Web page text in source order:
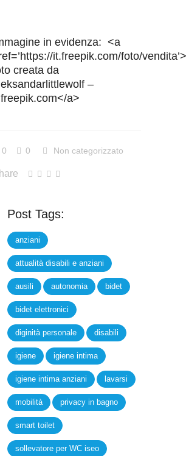
in evidenza: <a
it.freepik.com/foto/
creata da
–
a>
0 0 Non categorizzato
Post Tags:
anziani
attualità disabili e anziani
ausili autonomia bidet
bidet elettronici
diginità personale disabili
igiene igiene intima
igiene intima anziani lavarsi
mobilità privacy in bagno
smart toilet
sollevatore per WC iseo